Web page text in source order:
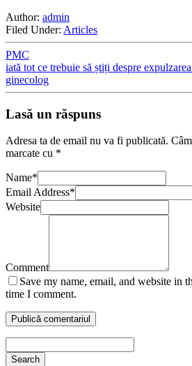
Author: admin
Filed Under: Articles
PMC
iată tot ce trebuie să știți despre
ginecolog
Lasă un răspuns
Adresa ta de email nu va fi publicată.
marcate cu *
Name*
Email Address*
Website
Comment
Save my name, email, and website in
time I comment.
Search